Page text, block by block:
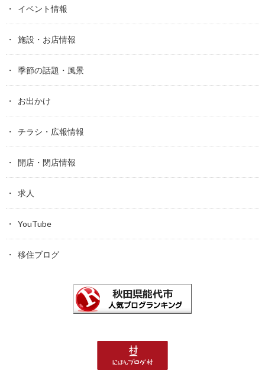
イベント情報
施設・お店情報
季節の話題・風景
お出かけ
チラシ・広報情報
開店・閉店情報
求人
YouTube
移住ブログ